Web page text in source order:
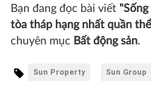
Bạn đang đọc bài viết
tòa tháp hạng nhất quần
chuyên mục Bất động sản.
Sun Property Sun Group